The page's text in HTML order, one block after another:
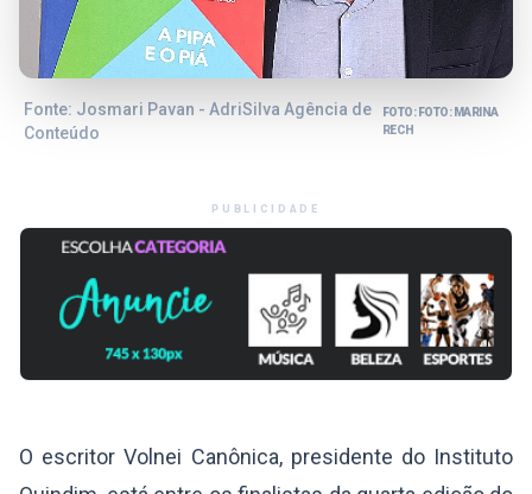
Fonte: Josmari Pavan - AdriSilva Agência de
Conteúdo
FOTO: FOTO: MARINA
RECH
PUBLICIDADE
O escritor Volnei Canônica, presidente do Instituto